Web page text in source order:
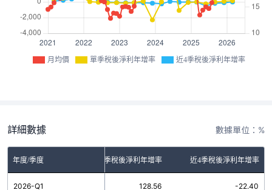
月均價 單季稅後淨利年增率 近4季稅後淨利年增率
詳細數據 數據單位：%
年度/季度 單季稅後淨利年增率 近4季稅後淨利年增率
2026-Q1 128.56 -22.40